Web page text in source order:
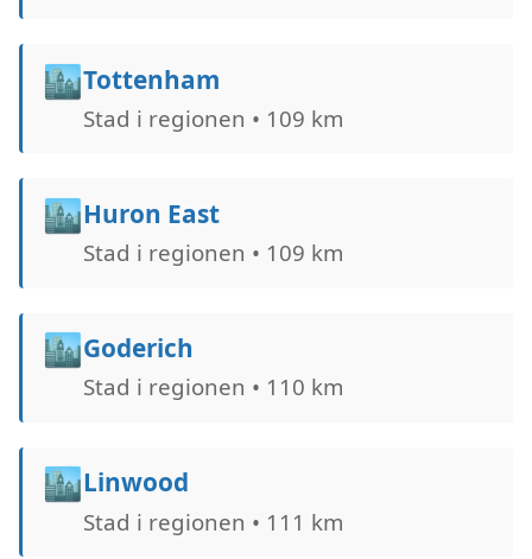
🏙️Tottenham
Stad i regionen • 109 km
🏙️Huron East
Stad i regionen • 109 km
🏙️Goderich
Stad i regionen • 110 km
🏙️Linwood
Stad i regionen • 111 km